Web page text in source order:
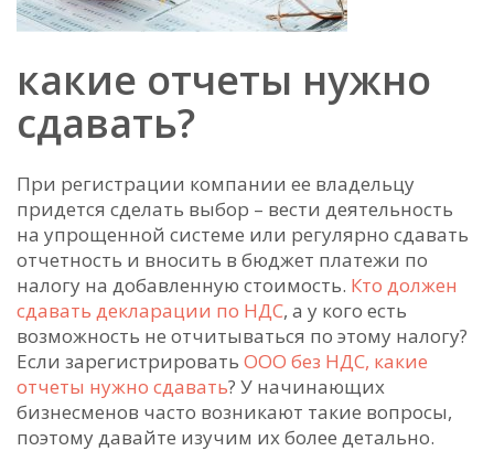
какие отчеты нужно
сдавать?
При регистрации компании ее владельцу
придется сделать выбор – вести деятельность
на упрощенной системе или регулярно сдавать
отчетность и вносить в бюджет платежи по
налогу на добавленную стоимость. Кто должен
сдавать декларации по НДС, а у кого есть
возможность не отчитываться по этому налогу?
Если зарегистрировать ООО без НДС, какие
отчеты нужно сдавать? У начинающих
бизнесменов часто возникают такие вопросы,
поэтому давайте изучим их более детально.